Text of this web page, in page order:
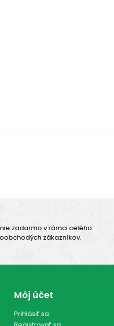
zadarmo v rámci celého
zákazníkov.
Môj účet
Prihlásiť sa